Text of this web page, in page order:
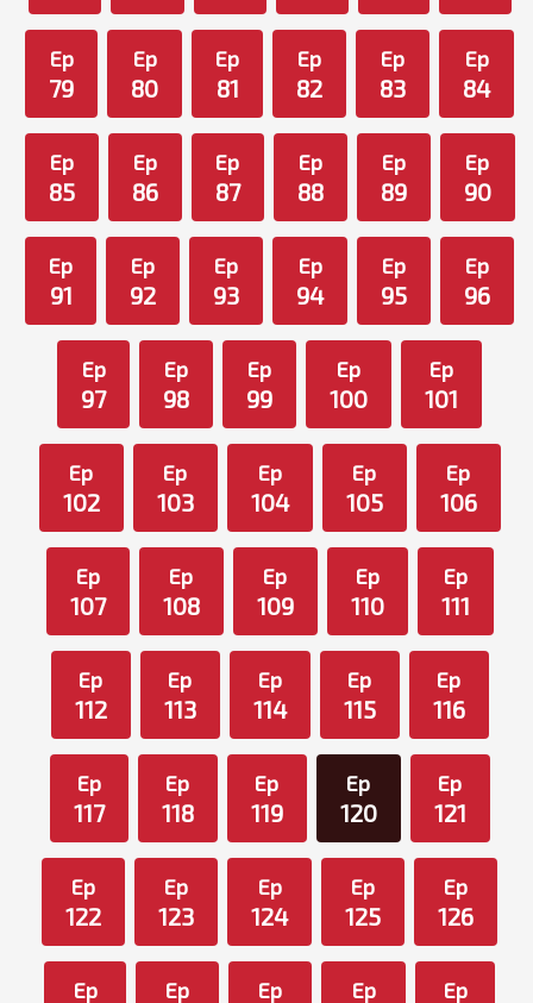
Ep
79
Ep
80
Ep
81
Ep
82
Ep
83
Ep
84
Ep
85
Ep
86
Ep
87
Ep
88
Ep
89
Ep
90
Ep
91
Ep
92
Ep
93
Ep
94
Ep
95
Ep
96
Ep
97
Ep
98
Ep
99
Ep
100
Ep
101
Ep
102
Ep
103
Ep
104
Ep
105
Ep
106
Ep
107
Ep
108
Ep
109
Ep
110
Ep
111
Ep
112
Ep
113
Ep
114
Ep
115
Ep
116
Ep
117
Ep
118
Ep
119
Ep
120
Ep
121
Ep
122
Ep
123
Ep
124
Ep
125
Ep
126
Ep Ep Ep Ep Ep